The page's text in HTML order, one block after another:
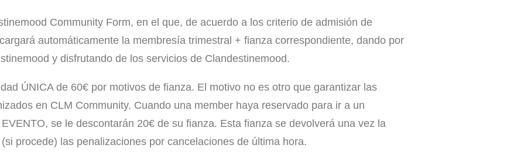
Community Form, en el que, de acuerdo a los criterio de admisión de
automáticamente la membresía trimestral + fianza correspondiente, dando por
y disfrutando de los servicios de Clandestinemood.
ÚNICA de 60€ por motivos de fianza. El motivo no es otro que garantizar las
en CLM Community. Cuando una member haya reservado para ir a un
se le descontarán 20€ de su fianza. Esta fianza se devolverá una vez la
procede) las penalizaciones por cancelaciones de última hora.